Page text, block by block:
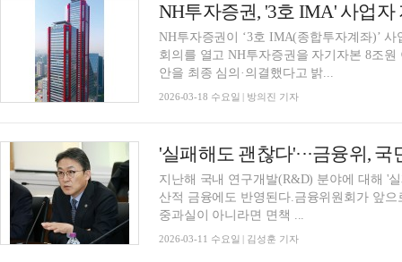
NH투자증권, '3호 IMA' 사업
NH투자증권이 ‘3호 IMA(종합투자계좌)’
회의를 열고 NH투자증권을 자기자본 8조
안을 최종 심의·의결했다고 밝...
2026-03-18 수요일 | 방의진 기자
지난해 국내 연구개발(R&D) 분야에 대해 '
산적 금융에도 반영된다.금융위원회가 앞
중과실이 아니라면 면책 ...
2026-03-11 수요일 | 김성훈 기자